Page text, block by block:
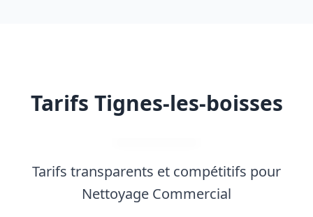
Tarifs Tignes-les-boisses
Tarifs transparents et compétitifs pour
Nettoyage Commercial